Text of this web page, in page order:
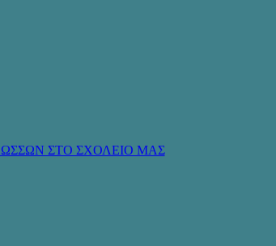
ΣΤΟ ΣΧΟΛΕΙΟ ΜΑΣ